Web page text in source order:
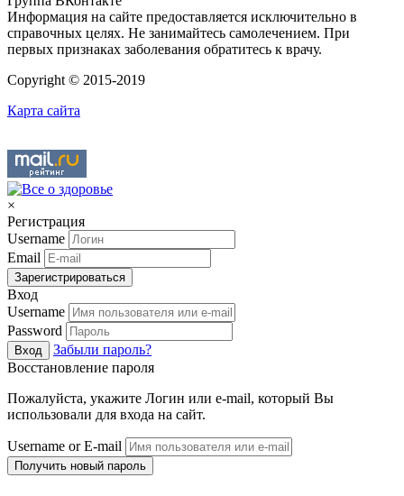
Информация на сайте предоставляется исключительно в
справочных целях. Не занимайтесь самолечением. При
первых признаках заболевания обратитесь к врачу.
Copyright © 2015-2019
Карта сайта
×
Регистрация
Username
Email
Зарегистрироваться
Вход
Username
Password
Вход
Забыли пароль?
Восстановление пароля
Пожалуйста, укажите Логин или e-mail, который Вы
использовали для входа на сайт.
Username or E-mail
Получить новый пароль